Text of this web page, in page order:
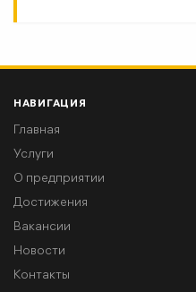
НАВИГАЦИЯ
Главная
Услуги
О предприятии
Достижения
Вакансии
Новости
Контакты